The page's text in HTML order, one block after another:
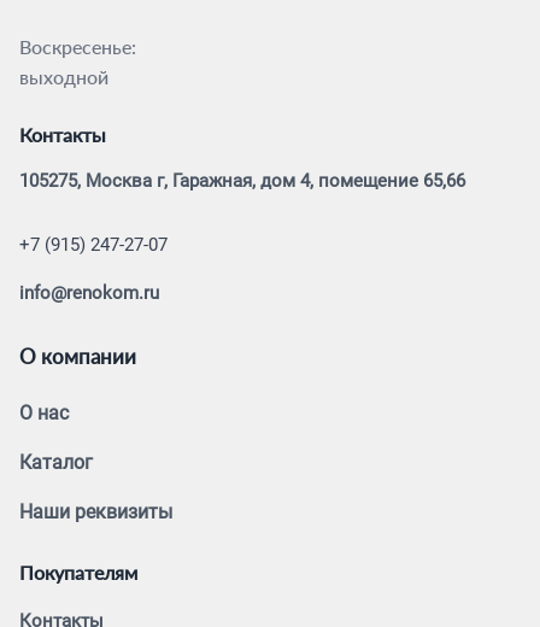
Воскресенье:
выходной
Контакты
105275, Москва г, Гаражная, дом 4, помещение 65,66
+7 (915) 247-27-07
info@renokom.ru
О компании
О нас
Каталог
Наши реквизиты
Покупателям
Контакты